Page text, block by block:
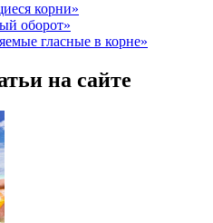
корни»
оборот»
гласные в корне»
на сайте